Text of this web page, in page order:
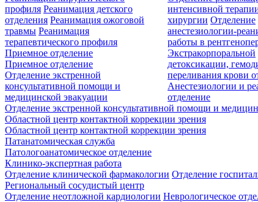
профиля Реанимация детского
отделения Реанимация ожоговой
травмы Реанимация
терапевтического профиля
интенсивной
хирургии Отделение
анестезиологии-
работы в
Экстракорпоральной
детоксикации,
переливания крови
Анестезиологии и
отделение
Приемное отделение
Приемное отделение
Отделение экстренной
консультативной помощи и
медицинской эвакуации
Отделение экстренной консультативной помощи и
Областной центр контактной коррекции зрения
Областной центр контактной коррекции зрения
Патанатомическая служба
Патологоанатомическое отделение
Клинико-экспертная работа
Отделение клинической фармакологии Отделение
Региональный сосудистый центр
Отделение неотложной кардиологии Неврологическое